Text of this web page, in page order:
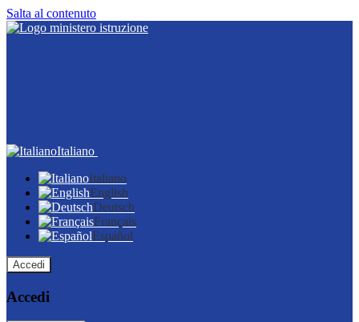
Salta al contenuto
Italiano
Italiano
English
Deutsch
Français
Español
Accedi
Accedi